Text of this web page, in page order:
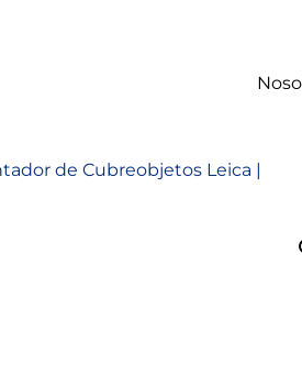
de Cubreobjetos Leica |